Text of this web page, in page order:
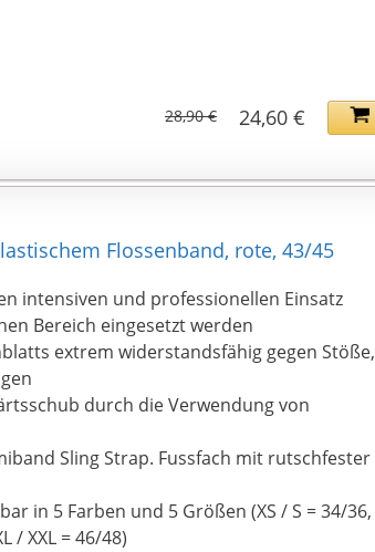
24,60 €
28,90 €
Flossenband, rote, 43/45
intensiven und professionellen Einsatz
Bereich eingesetzt werden
extrem widerstandsfähig gegen Stöße,
durch die Verwendung von
Sling Strap. Fussfach mit rutschfester
in 5 Farben und 5 Größen (XS / S = 34/36,
/ XXL = 46/48)